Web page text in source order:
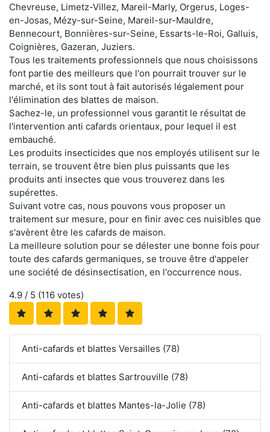
Chevreuse, Limetz-Villez, Mareil-Marly, Orgerus, Loges-
en-Josas, Mézy-sur-Seine, Mareil-sur-Mauldre,
Bennecourt, Bonnières-sur-Seine, Essarts-le-Roi, Galluis,
Coignières, Gazeran, Juziers.
Tous les traitements professionnels que nous choisissons
font partie des meilleurs que l'on pourrait trouver sur le
marché, et ils sont tout à fait autorisés légalement pour
l'élimination des blattes de maison.
Sachez-le, un professionnel vous garantit le résultat de
l'intervention anti cafards orientaux, pour lequel il est
embauché.
Les produits insecticides que nos employés utilisent sur le
terrain, se trouvent être bien plus puissants que les
produits anti insectes que vous trouverez dans les
supérettes.
Suivant votre cas, nous pouvons vous proposer un
traitement sur mesure, pour en finir avec ces nuisibles que
s'avèrent être les cafards de maison.
La meilleure solution pour se délester une bonne fois pour
toute des cafards germaniques, se trouve être d'appeler
une société de désinsectisation, en l'occurrence nous.
4.9 / 5 (116 votes)
Anti-cafards et blattes Versailles (78)
Anti-cafards et blattes Sartrouville (78)
Anti-cafards et blattes Mantes-la-Jolie (78)